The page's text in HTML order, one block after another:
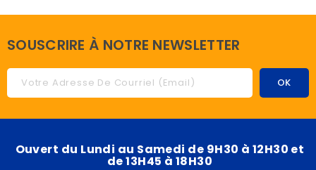
SOUSCRIRE À NOTRE NEWSLETTER
Ouvert du Lundi au Samedi de 9H30 à 12H30 et
de 13H45 à 18H30